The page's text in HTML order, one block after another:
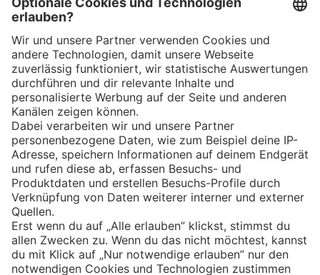
App
Eishockey